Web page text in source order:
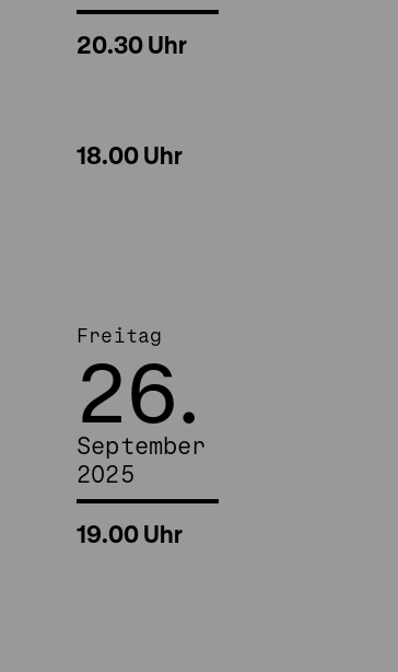
20.30 Uhr
18.00 Uhr
Freitag
26.
September
2025
19.00 Uhr